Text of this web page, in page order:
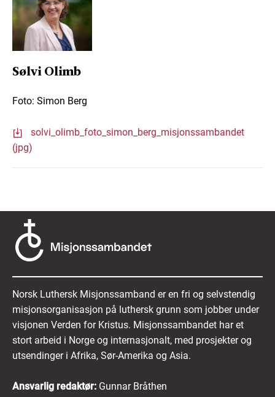
Sølvi Olimb
Foto: Simon Berg
solvi_olimb_foto_simon_berg_misjonssambandet
(jpg)
Norsk Luthersk Misjonssamband er en fri og selvstendig
misjonsorganisasjon på luthersk grunn som jobber under
visjonen Verden for Kristus. Misjonssambandet har et
stort arbeid i Norge og internasjonalt, med prosjekter og
utsendinger i Afrika, Sør-Amerika og Asia.
Ansvarlig redaktør: Gunnar Bråthen